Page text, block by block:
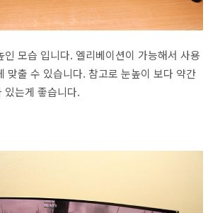
인 모습 입니다. 엘리베이션이 가능해서 사용
맞출 수 있습니다. 참고로 눈높이 보다 약간
있는게 좋습니다.